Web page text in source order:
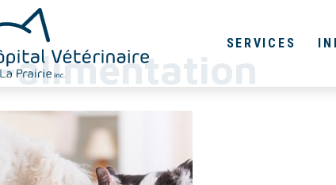
SERVICES
alimentation